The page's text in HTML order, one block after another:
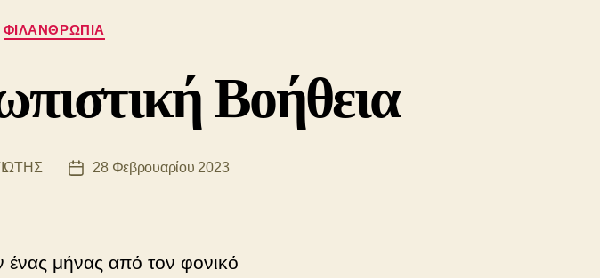
Κατηγορίες
ΦΙΛΑΝΘΡΩΠΊΑ
Βοήθεια
Ημ.28 Φεβρουαρίου 2023
ένας μήνας από τον φονικό